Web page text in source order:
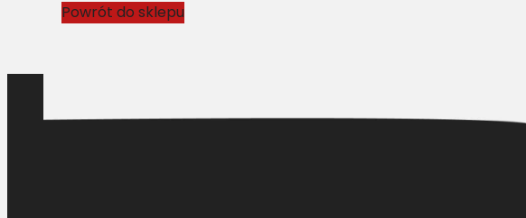
Powrót do sklepu